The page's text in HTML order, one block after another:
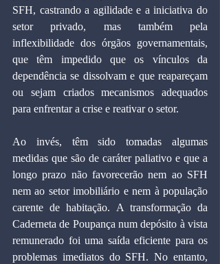
SFH, castrando a agilidade e a iniciativa do
setor privado, mas também pela
inflexibilidade dos órgãos governamentais,
que têm impedido que os vínculos da
dependência se dissolvam e que reapareçam
ou sejam criados mecanismos adequados
para enfrentar a crise e reativar o setor.
Ao invés, têm sido tomadas algumas
medidas que são de caráter paliativo e que a
longo prazo não favorecerão nem ao SFH
nem ao setor imobiliário e nem à população
carente de habitação. A transformação da
Caderneta de Poupança num depósito à vista
remunerado foi uma saída eficiente para os
problemas imediatos do SFH. No entanto,